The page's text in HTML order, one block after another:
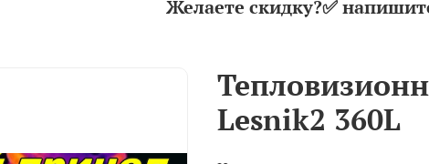
Желаете скидку?✅
Lesnik2 360L